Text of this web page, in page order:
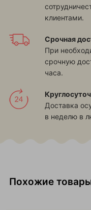
клиентами.
Срочная
При
срочную
часа.
Доставка
в неделю в
Похожие